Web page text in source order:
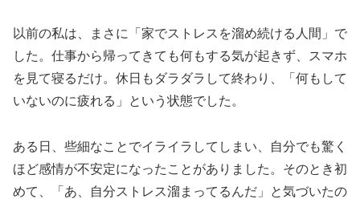
以前の私は、まさに「家でストレスを溜め続ける人間」で
した。仕事から帰ってきても何もする気が起きず、スマホ
を見て寝るだけ。休日もダラダラして終わり、「何もして
いないのに疲れる」という状態でした。
ある日、些細なことでイライラしてしまい、自分でも驚く
ほど感情が不安定になったことがありました。そのとき初
めて、「あ、自分ストレス溜まってるんだ」と気づいたの